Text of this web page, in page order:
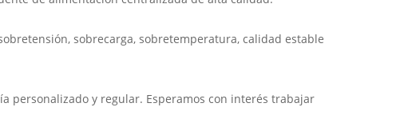
sobrecarga, sobretemperatura, calidad estable
personalizado y regular. Esperamos con interés trabajar